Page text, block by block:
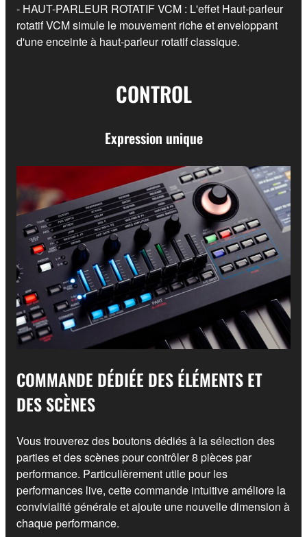
- HAUT-PARLEUR ROTATIF VCM : L'effet Haut-parleur
rotatif VCM simule le mouvement riche et enveloppant
d'une enceinte à haut-parleur rotatif classique.
CONTROL
Expression unique
COMMANDE DÉDIÉE DES ÉLÉMENTS ET
DES SCÈNES
Vous trouverez des boutons dédiés à la sélection des
parties et des scènes pour contrôler 8 pièces par
performance. Particulièrement utile pour les
performances live, cette commande intuitive améliore la
convivialité générale et ajoute une nouvelle dimension à
chaque performance.